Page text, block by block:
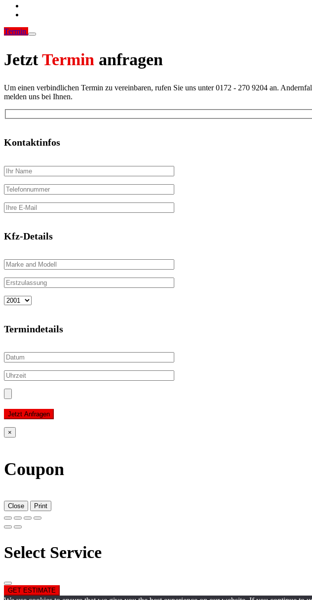
Termin
JetztTermin anfragen
Um einen verbindlichen Termin zu vereinbaren, rufen Sie uns unter 0172 - 270 9204 an.
melden uns bei Ihnen.
Kontaktinfos
Kfz-Details
Termindetails
Jetzt Anfragen
×
Coupon
Close Print
Select Service
GET ESTIMATE